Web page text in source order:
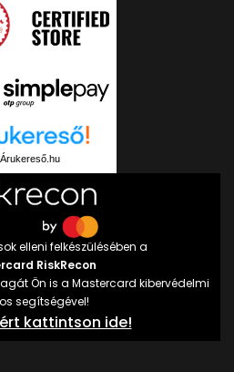
Árukereső.hu
elleni felkészülésében a
RiskRecon
Ön is a Mastercard kibervédelmi
segítségével!
kattintson ide!